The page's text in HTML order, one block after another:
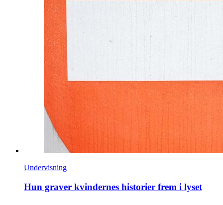
Undervisning
Hun graver kvindernes historier frem i lyset